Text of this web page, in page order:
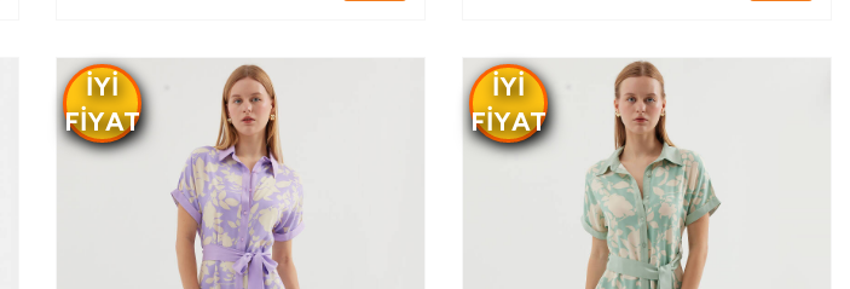
IYI
FIYAT
IYI
FIYAT